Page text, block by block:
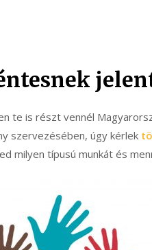
te is részt vennél
szervezésében, úgy kérlek
milyen típusú munkát és